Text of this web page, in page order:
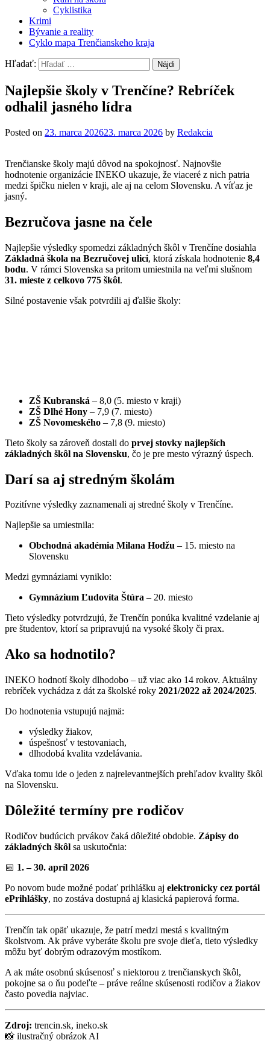
Cyklistika
Krimi
Bývanie a reality
Cyklo mapa Trenčianskeho kraja
Hľadať:
Najlepšie školy v Trenčíne? Rebríček
odhalil jasného lídra
Posted on 23. marca 202623. marca 2026 by Redakcia
Trenčianske školy majú dôvod na spokojnosť. Najnovšie
hodnotenie organizácie INEKO ukazuje, že viaceré z nich patria
medzi špičku nielen v kraji, ale aj na celom Slovensku. A víťaz je
jasný.
Bezručova jasne na čele
Najlepšie výsledky spomedzi základných škôl v Trenčíne dosiahla
Základná škola na Bezručovej ulici, ktorá získala hodnotenie 8,4
bodu. V rámci Slovenska sa pritom umiestnila na veľmi slušnom
31. mieste z celkovo 775 škôl.
Silné postavenie však potvrdili aj ďalšie školy:
ZŠ Kubranská – 8,0 (5. miesto v kraji)
ZŠ Dlhé Hony – 7,9 (7. miesto)
ZŠ Novomeského – 7,8 (9. miesto)
Tieto školy sa zároveň dostali do prvej stovky najlepších
základných škôl na Slovensku, čo je pre mesto výrazný úspech.
Darí sa aj stredným školám
Pozitívne výsledky zaznamenali aj stredné školy v Trenčíne.
Najlepšie sa umiestnila:
Obchodná akadémia Milana Hodžu – 15. miesto na
Slovensku
Medzi gymnáziami vyniklo:
Gymnázium Ľudovíta Štúra – 20. miesto
Tieto výsledky potvrdzujú, že Trenčín ponúka kvalitné vzdelanie aj
pre študentov, ktorí sa pripravujú na vysoké školy či prax.
Ako sa hodnotilo?
INEKO hodnotí školy dlhodobo – už viac ako 14 rokov. Aktuálny
rebríček vychádza z dát za školské roky 2021/2022 až 2024/2025.
Do hodnotenia vstupujú najmä:
výsledky žiakov,
úspešnosť v testovaniach,
dlhodobá kvalita vzdelávania.
Vďaka tomu ide o jeden z najrelevantnejších prehľadov kvality škôl
na Slovensku.
Dôležité termíny pre rodičov
Rodičov budúcich prvákov čaká dôležité obdobie. Zápisy do
základných škôl sa uskutočnia:
📅 1. – 30. apríl 2026
Po novom bude možné podať prihlášku aj elektronicky cez portál
ePrihlášky, no zostáva dostupná aj klasická papierová forma.
Trenčín tak opäť ukazuje, že patrí medzi mestá s kvalitným
školstvom. Ak práve vyberáte školu pre svoje dieťa, tieto výsledky
môžu byť dobrým odrazovým mostíkom.
A ak máte osobnú skúsenosť s niektorou z trenčianskych škôl,
pokojne sa o ňu podeľte – práve reálne skúsenosti rodičov a žiakov
často povedia najviac.
Zdroj: trencin.sk, ineko.sk
📸 ilustračný obrázok AI